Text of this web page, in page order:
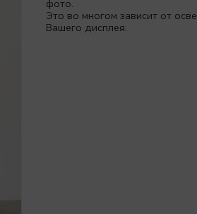
фото.
Это во многом зависит от
Вашего дисплея.